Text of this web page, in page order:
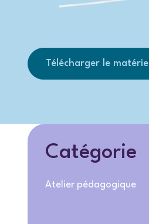
Télécharger le matériel
Catégorie
Atelier pédagogique